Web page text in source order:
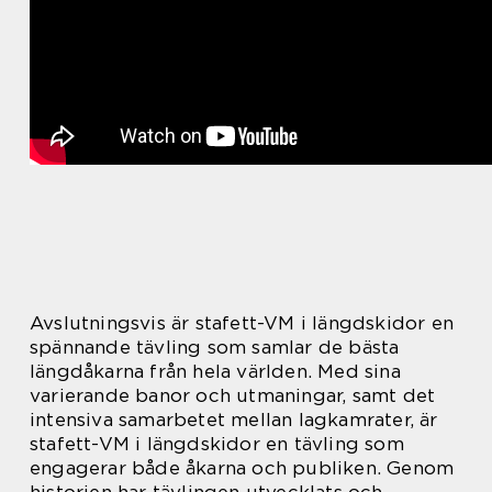
Avslutningsvis är stafett-VM i längdskidor en
spännande tävling som samlar de bästa
längdåkarna från hela världen. Med sina
varierande banor och utmaningar, samt det
intensiva samarbetet mellan lagkamrater, är
stafett-VM i längdskidor en tävling som
engagerar både åkarna och publiken. Genom